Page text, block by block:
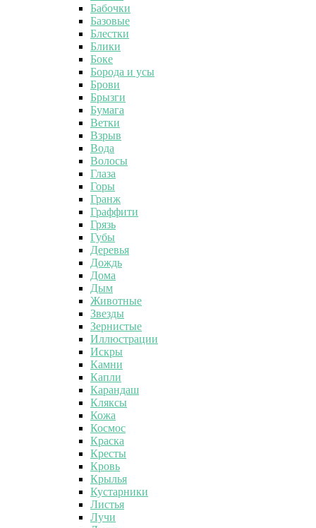
Бабочки
Базовые
Блестки
Блики
Боке
Борода и усы
Брови
Брызги
Бумага
Ветки
Взрыв
Вода
Волосы
Глаза
Горы
Гранж
Граффити
Грязь
Губы
Деревья
Дождь
Дома
Дым
Животные
Звезды
Зернистые
Иллюстрации
Искры
Камни
Капли
Карандаш
Кляксы
Кожа
Космос
Краска
Кресты
Кровь
Крылья
Кустарники
Листья
Лучи